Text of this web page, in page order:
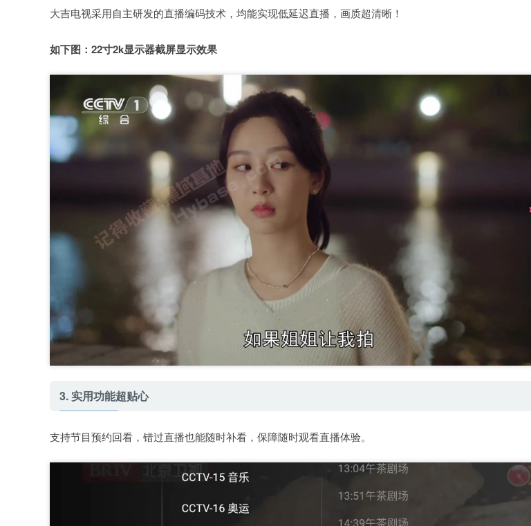
大吉电视采用自主研发的直播编码技术，均能实现低延迟直播，画质超清晰！
如下图：22寸2k显示器截屏显示效果
3. 实用功能超贴心
支持节目预约回看，错过直播也能随时补看，保障随时观看直播体验。